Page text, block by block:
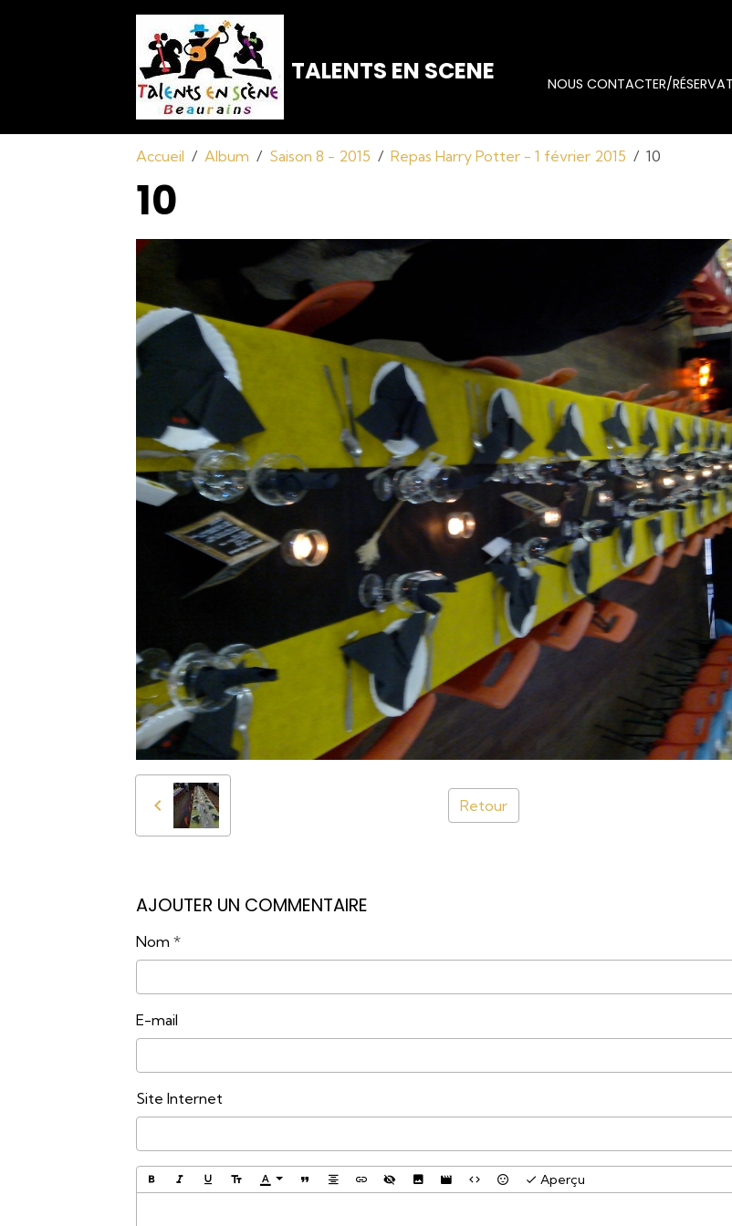
TALENTS EN SCENE
NOUS CONTACTER/
Accueil Album Saison 8 - 2015 Repas Harry Potter - 1 février 2015 10
10
Retour
AJOUTER UN COMMENTAIRE
Nom
E-mail
Site Internet
Aperçu